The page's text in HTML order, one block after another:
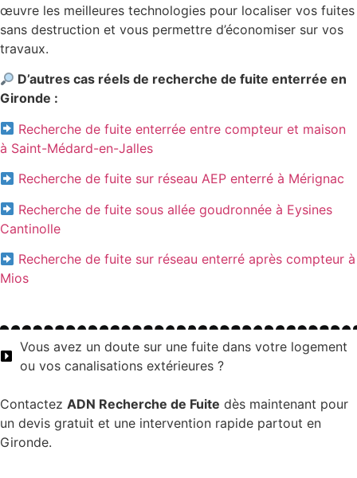
œuvre les meilleures technologies pour localiser vos fuites
sans destruction et vous permettre d’économiser sur vos
travaux.
D’autres cas réels de recherche de fuite enterrée en
Gironde :
Recherche de fuite enterrée entre compteur et maison
à Saint-Médard-en-Jalles
Recherche de fuite sur réseau AEP enterré à Mérignac
Recherche de fuite sous allée goudronnée à Eysines
Cantinolle
Recherche de fuite sur réseau enterré après compteur à
Mios
Vous avez un doute sur une fuite dans votre logement
ou vos canalisations extérieures ?
Contactez ADN Recherche de Fuite dès maintenant pour
un devis gratuit et une intervention rapide partout en
Gironde.